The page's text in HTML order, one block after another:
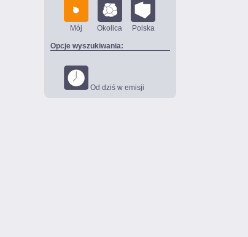
Mój Okolica Polska
Opcje wyszukiwania:
Od dziś w emisji